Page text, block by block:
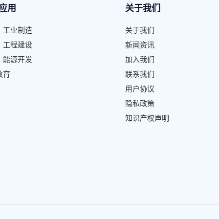
用
工业制造
工程建设
能源开发
育
关于我们
关于我们
新闻资讯
加入我们
联系我们
用户协议
隐私政策
知识产权声明